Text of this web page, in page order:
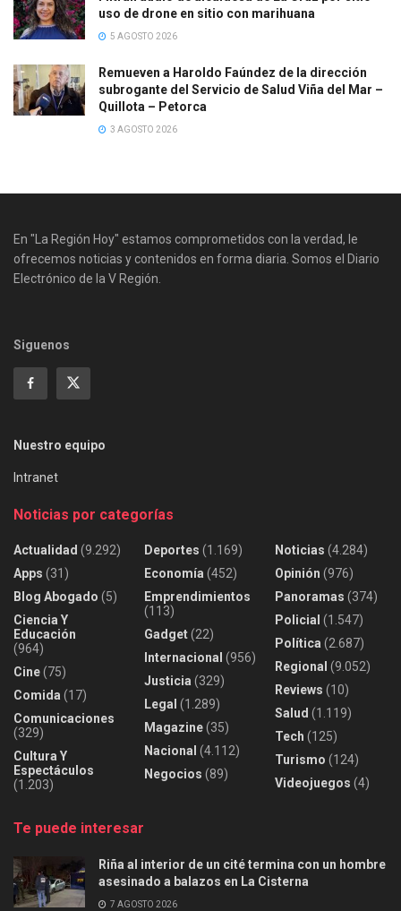
uso de drone en sitio con marihuana
5 AGOSTO 2026
Remueven a Haroldo Faúndez de la dirección
subrogante del Servicio de Salud Viña del Mar –
Quillota – Petorca
3 AGOSTO 2026
En "La Región Hoy" estamos comprometidos con la verdad, le
ofrecemos noticias y contenidos en forma diaria. Somos el Diario
Electrónico de la V Región.
Siguenos
Nuestro equipo
Intranet
Noticias por categorías
Actualidad (9.292)
Apps (31)
Blog Abogado (5)
Ciencia Y
Educación
(964)
Cine(75)
Comida (17)
Comunicaciones
(329)
Cultura Y
Espectáculos
(1.203)
Deportes (1.169)
Economía (452)
Emprendimientos
(113)
Gadget(22)
Internacional (956)
Justicia (329)
Legal (1.289)
Magazine(35)
Nacional (4.112)
Negocios (89)
Noticias (4.284)
Opinión (976)
Panoramas (374)
Policial (1.547)
Política (2.687)
Regional (9.052)
Reviews (10)
Salud (1.119)
Tech (125)
Turismo (124)
Videojuegos (4)
Te puede interesar
Riña al interior de un cité termina con un hombre
asesinado a balazos en La Cisterna
7 AGOSTO 2026